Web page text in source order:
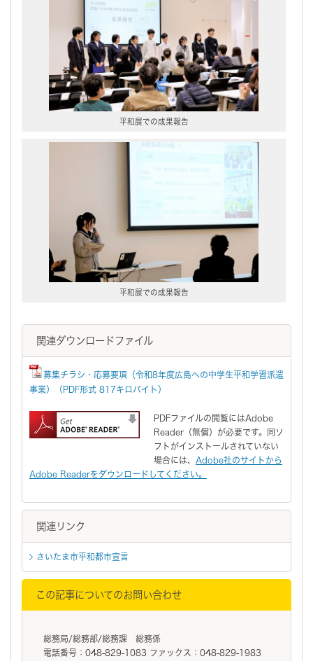
平和展での成果報告
平和展での成果報告
関連ダウンロードファイル
募集チラシ・応募要項（令和8年度広島への中学生平和学習派遣
事業）（PDF形式 817キロバイト）
PDFファイルの閲覧にはAdobe
Reader（無償）が必要です。同ソ
フトがインストールされていない
場合には、 Adobe社のサイトから
Adobe Readerをダウンロードしてください。
関連リンク
さいたま市平和都市宣言
この記事についてのお問い合わせ
総務局/総務部/総務課 総務係
電話番号：048-829-1083 ファックス：048-829-1983